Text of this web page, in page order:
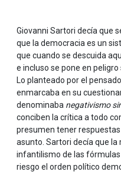
Giovanni Sartori decía que
que la democracia es un
que cuando se descuida
e incluso se pone en
Lo planteado por el
enmarcaba en su
denominaba negativismo
conciben la crítica a todo
presumen tener
asunto. Sartori decía que la
infantilismo de las
riesgo el orden político